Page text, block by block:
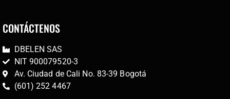
CONTÁCTENOS
DBELEN SAS
NIT 900079520-3
Av. Ciudad de Cali No. 83-39 Bogotá
(601) 252 4467